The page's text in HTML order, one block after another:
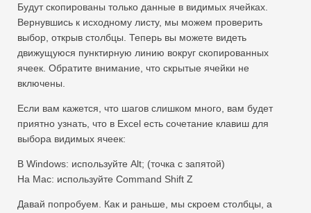
Будут скопированы только данные в видимых ячейках.
Вернувшись к исходному листу, мы можем проверить
выбор, открыв столбцы. Теперь вы можете видеть
движущуюся пунктирную линию вокруг скопированных
ячеек. Обратите внимание, что скрытые ячейки не
включены.
Если вам кажется, что шагов слишком много, вам будет
приятно узнать, что в Excel есть сочетание клавиш для
выбора видимых ячеек:
В Windows: используйте Alt; (точка с запятой)
На Mac: используйте Command Shift Z
Давай попробуем. Как и раньше, мы скроем столбцы, а